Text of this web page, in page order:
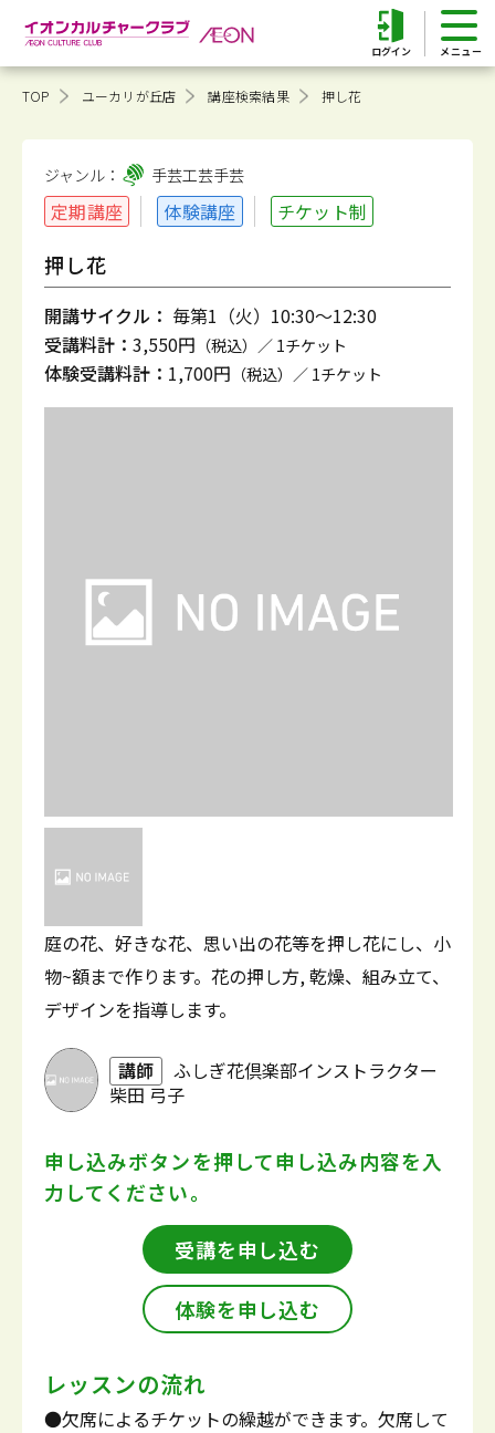
ログイン
TOP ユーカリが丘店 講座検索結果 押し花
ジャンル： 手芸工芸手芸
定期講座 体験講座 チケット制
押し花
開講サイクル： 毎第1（火）10:30～12:30
受講料計： 3,550円 （税込）／ 1チケット
体験受講料計： 1,700円 （税込）／ 1チケット
庭の花、好きな花、思い出の花等を押し花にし、小
物~額まで作ります。花の押し方, 乾燥、組み立て、
デザインを指導します。
講師
ふしぎ花倶楽部インストラクター
柴田 弓子
申し込みボタンを押して申し込み内容を入
力してください。
受講を申し込む
体験を申し込む
レッスンの流れ
●欠席によるチケットの繰越ができます。欠席して